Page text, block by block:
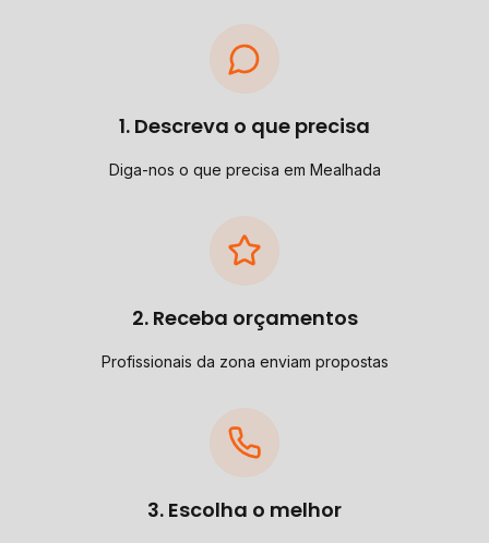
1. Descreva o que precisa
Diga-nos o que precisa em Mealhada
2. Receba orçamentos
Profissionais da zona enviam propostas
3. Escolha o melhor